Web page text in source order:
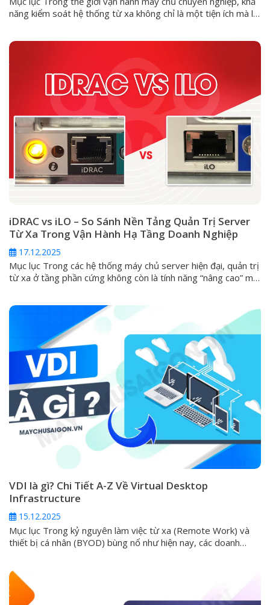
năng kiểm soát hệ thống từ xa không chỉ là một tiện ích mà là
Lights-Out (iLO). Vậy iLO...
iDRAC vs iLO – So Sánh Nền Tảng Quản Trị Server
Từ Xa Trong Vận Hành Hạ Tầng Doanh Nghiệp
17.12.2025
Mục lục Trong các hệ thống máy chủ server hiện đại, quản trị
từ xa ở tầng phần cứng không còn là tính năng “nâng cao” mà
cần can thiệp...
VDI là gì? Chi Tiết A-Z Về Virtual Desktop
Infrastructure
15.12.2025
Mục lục Trong kỷ nguyên làm việc từ xa (Remote Work) và
thiết bị cá nhân (BYOD) bùng nổ như hiện nay, các doanh
suất cao cho mọi nhân...